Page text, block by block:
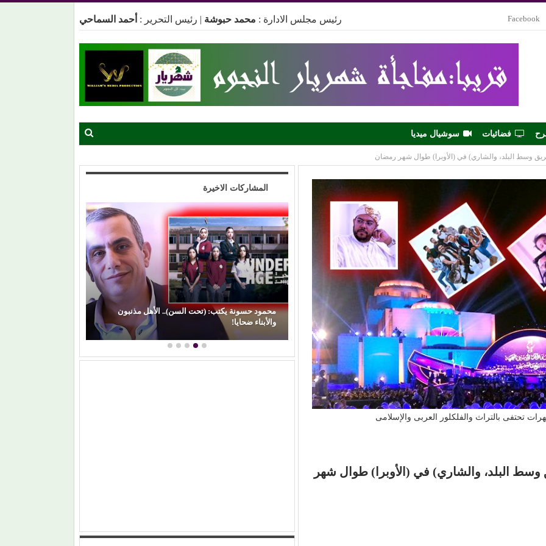
Facebook رئيس مجلس الادارة : محمد حبوشة | رئيس التحرير : أحمد السماحي
فضائيات سوشيال ميديا
وسط البلد، والشاري) في (الأوبرا) طوال شهر رمضان
تحتفى بالتراث والفلكلور العربى والإسلامى
البلد، والشاري) في (الأوبرا) طوال شهر
المشاركات الاخيرة
محمود حسونة يكتب: (تحت السن).. الأهل مذنبون
والأبناء ضحايا!
(الفن) والسياسة: عندما تتحول الريشة إلى سلاح